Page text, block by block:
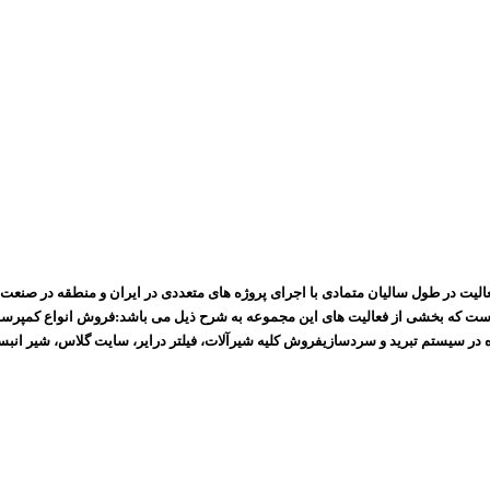
در طول سالیان متمادی با اجرای پروژه های متعددی در ایران و منطقه در
که بخشی از فعالیت های این مجموعه به شرح ذیل می باشد:فروش انواع
سیستم تبرید و سردسازیفروش کلیه شیرآلات، فیلتر درایر، سایت گلاس، شیر